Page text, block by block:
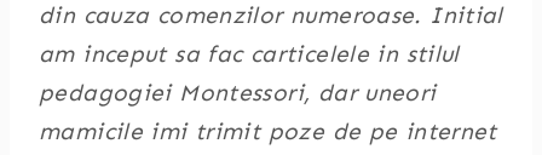
din cauza comenzilor numeroase. Initial
am inceput sa fac carticelele in stilul
pedagogiei Montessori, dar uneori
mamicile imi trimit poze de pe internet